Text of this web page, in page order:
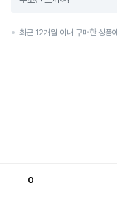
최근 12개월 이내 구매한 상품
0